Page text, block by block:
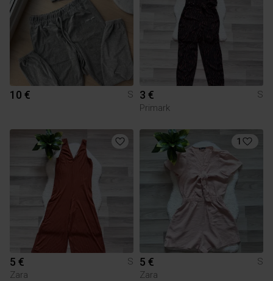
10 € S 3 €
S
Primark
5 €
S
Zara
1
5 €
S
Zara